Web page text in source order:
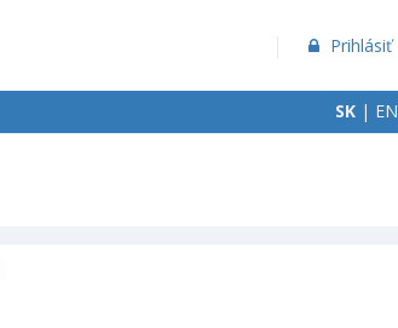
Prihlásiť
SK | EN